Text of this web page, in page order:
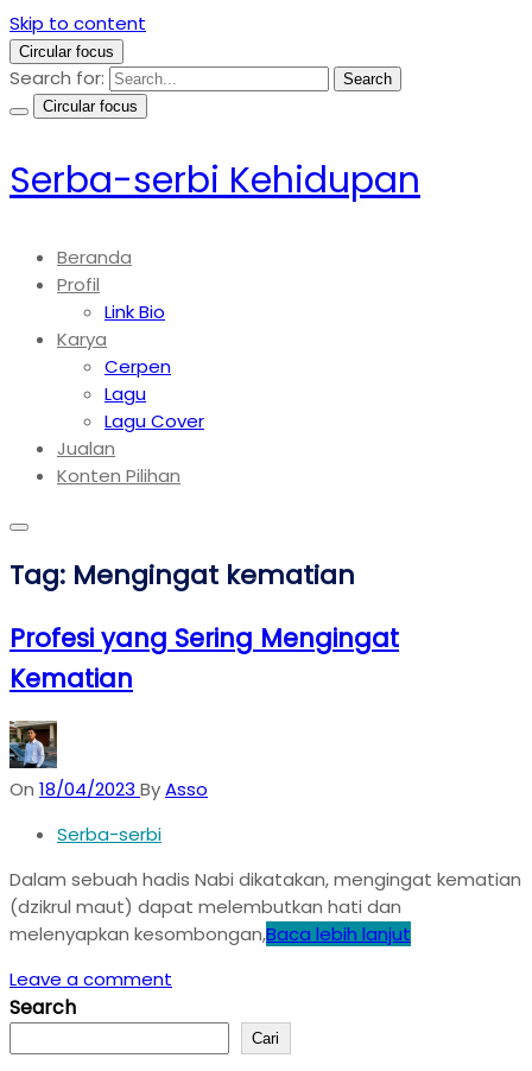
Skip to content
Circular focus
Search for:
Search
Circular focus
Serba-serbi Kehidupan
Beranda
Profil
Link Bio
Karya
Cerpen
Lagu
Lagu Cover
Jualan
Konten Pilihan
Tag: Mengingat kematian
Profesi yang Sering Mengingat
Kematian
On 18/04/2023 ByAsso
Serba-serbi
Dalam sebuah hadis Nabi dikatakan, mengingat kematian
(dzikrul maut) dapat melembutkan hati dan
melenyapkan kesombongan,Baca lebih lanjut
Leave a comment
Search
Cari